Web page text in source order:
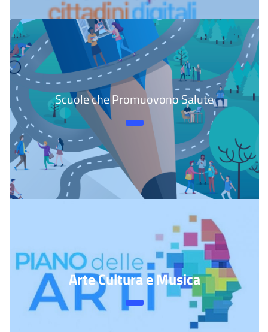
Scuole che Promuovono Salute
Arte Cultura e Musica